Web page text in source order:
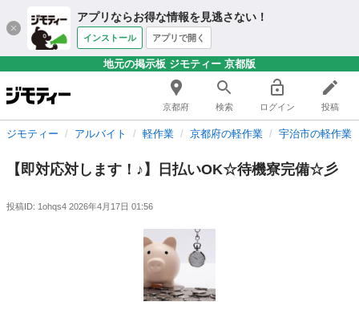
アプリならお得な情報を見逃さない！
インストール アプリで開く
地元の掲示板 ジモティー 京都版
京都府 検索 ログイン 投稿
ジモティー アルバイト 軽作業 京都府の軽作業 宇治市の軽作業
【即対応対します！♪】日払いOK☆待機寮完備☆彡
投稿ID: 1ohqs4 2026年4月17日 01:56